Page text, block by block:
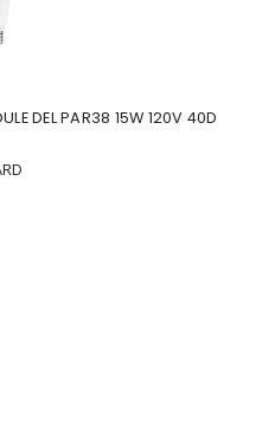
DEL PAR38 15W 120V 40D